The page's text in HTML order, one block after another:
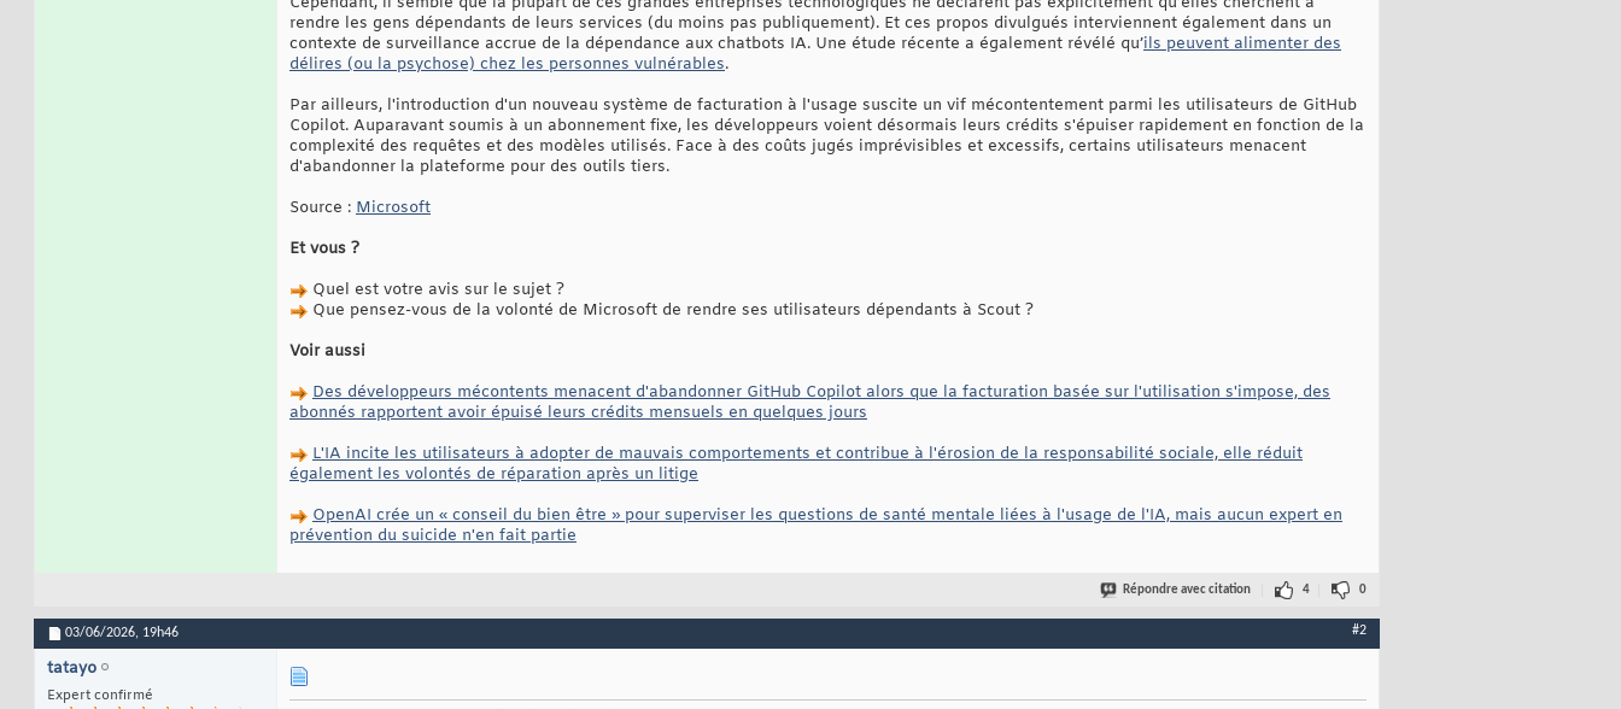
rendre les gens dépendants de leurs services (du moins pas publiquement). Et ces propos divulgués interviennent également dans un
contexte de surveillance accrue de la dépendance aux chatbots IA. Une étude récente a également révélé qu’ils peuvent alimenter des
délires (ou la psychose) chez les personnes vulnérables.
Par ailleurs, l'introduction d'un nouveau système de facturation à l'usage suscite un vif mécontentement parmi les utilisateurs de GitHub
Copilot. Auparavant soumis à un abonnement fixe, les développeurs voient désormais leurs crédits s'épuiser rapidement en fonction de la
complexité des requêtes et des modèles utilisés. Face à des coûts jugés imprévisibles et excessifs, certains utilisateurs menacent
d'abandonner la plateforme pour des outils tiers.
Source : Microsoft
Et vous ?
Quel est votre avis sur le sujet ?
Que pensez-vous de la volonté de Microsoft de rendre ses utilisateurs dépendants à Scout ?
Voir aussi
Des développeurs mécontents menacent d'abandonner GitHub Copilot alors que la facturation basée sur l'utilisation s'impose, des
abonnés rapportent avoir épuisé leurs crédits mensuels en quelques jours
L'IA incite les utilisateurs à adopter de mauvais comportements et contribue à l'érosion de la responsabilité sociale, elle réduit
également les volontés de réparation après un litige
OpenAI crée un « conseil du bien être » pour superviser les questions de santé mentale liées à l'usage de l'IA, mais aucun expert en
prévention du suicide n'en fait partie
Répondre avec citation 4 0
03/06/2026, 19h46 #2
tatayo
Expert confirmé